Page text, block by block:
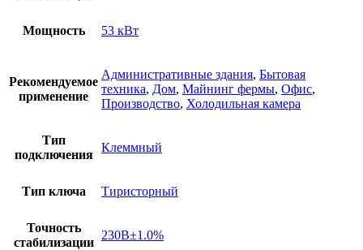
Мощность 53 кВт
Рекомендуемое
применение
Административные здания, Бытовая
техника, Дом, Майнинг фермы, Офис,
Производство, Холодильная камера
Тип
подключения
Клеммный
Тип ключа Тиристорный
Точность
стабилизации
230В±1.0%